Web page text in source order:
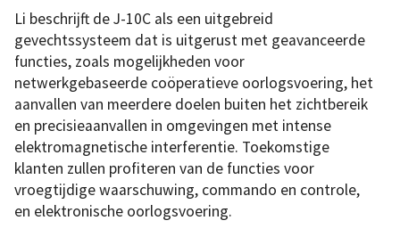
Li beschrijft de J-10C als een uitgebreid
gevechtssysteem dat is uitgerust met geavanceerde
functies, zoals mogelijkheden voor
netwerkgebaseerde coöperatieve oorlogsvoering, het
aanvallen van meerdere doelen buiten het zichtbereik
en precisieaanvallen in omgevingen met intense
elektromagnetische interferentie. Toekomstige
klanten zullen profiteren van de functies voor
vroegtijdige waarschuwing, commando en controle,
en elektronische oorlogsvoering.